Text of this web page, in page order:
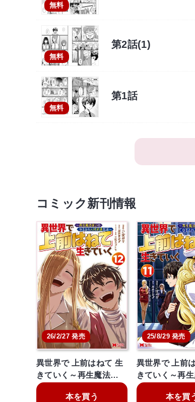
無料
無料
第2話(1)
無料
第1話
コミック新刊情報
26/2/27 発売
異世界で 上前はねて 生
きていく～再生魔法…
本を買う
25/8/29 発売
異世界で 上前
きていく～再
本を買